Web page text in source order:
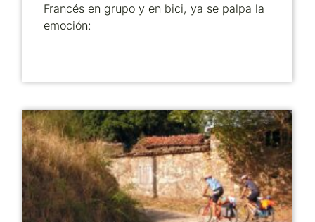
Francés en grupo y en bici, ya se palpa la
emoción: